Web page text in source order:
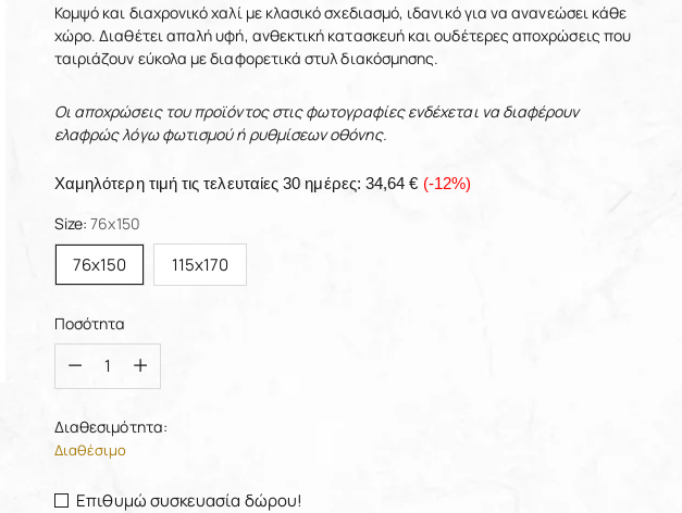
Κομψό και διαχρονικό χαλί με κλασικό σχεδιασμό, ιδανικό για να ανανεώσει κάθε
χώρο. Διαθέτει απαλή υφή, ανθεκτική κατασκευή και ουδέτερες αποχρώσεις που
ταιριάζουν εύκολα με διαφορετικά στυλ διακόσμησης.
Οι αποχρώσεις του προϊόντος στις φωτογραφίες ενδέχεται να διαφέρουν
ελαφρώς λόγω φωτισμού ή ρυθμίσεων οθόνης.
Χαμηλότερη τιμή τις τελευταίες 30 ημέρες: 34,64 € (-12%)
Size:76x150
76x150 115x170
Ποσότητα
Ποσότητα
Διαθεσιμότητα:
Διαθέσιμο
Επιθυμώ συσκευασία δώρου!